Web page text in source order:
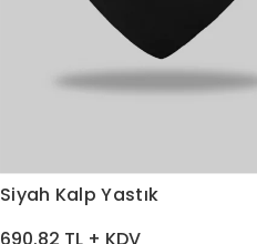
Siyah Kalp Yastık